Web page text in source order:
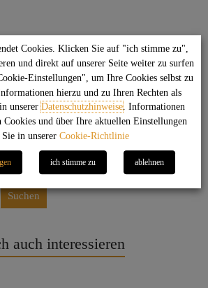
Suchen
auch interessieren
Cookies. Klicken Sie auf "ich stimme zu",
und direkt auf unserer Seite weiter zu surfen
Einstellungen", um Ihre Cookies selbst zu
hierzu und zu Ihren Rechten als
unsererDatenschutzhinweise. Informationen
Cookies und über Ihre aktuellen Einstellungen
in unserer Cookie-Richtlinie
ich stimme zu ablehnen